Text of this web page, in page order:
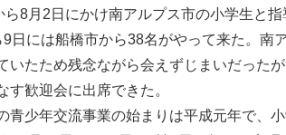
ら8月2日にかけ南アルプス市の小学生と
9日には船橋市から38名がやって来た。南
いたため残念ながら会えずじまいだった
す歓迎会に出席できた。
青少年交流事業の始まりは平成元年で、